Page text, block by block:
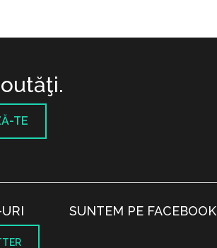
TE
SUNTEM PE FACEBOOK